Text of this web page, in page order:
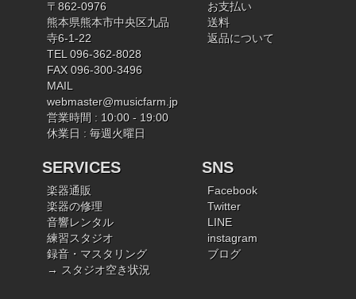
〒862-0976
熊本県熊本市中央区九品
寺6-1-22
TEL 096-362-8028
FAX 096-300-3496
MAIL
webmaster@musicfarm.jp
営業時間 : 10:00 - 19:00
休業日 : 毎週火曜日
お支払い
送料
返品について
SERVICES
楽器通販
楽器の修理
音響レンタル
練習スタジオ
録音・マスタリング
→ スタジオ空き状況
SNS
Facebook
Twitter
LINE
instagram
ブログ